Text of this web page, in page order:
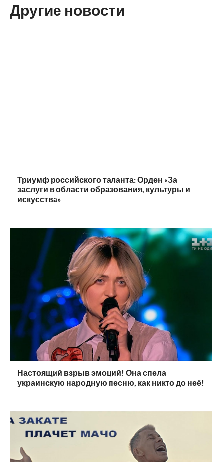
Другие новости
Триумф российского таланта: Орден «За
заслуги в области образования, культуры и
искусства»
Настоящий взрыв эмоций! Она спела
украинскую народную песню, как никто до неё!